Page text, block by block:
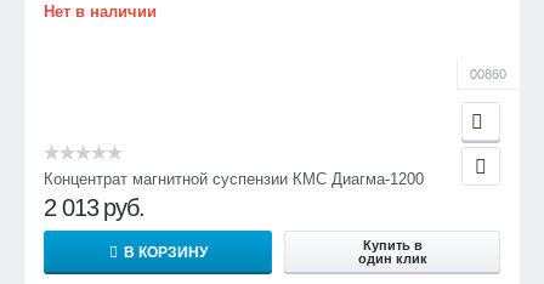
Нет в наличии
00860
Концентрат магнитной суспензии КМС Диагма-1200
2 013 руб.
В КОРЗИНУ
Купить в
один клик